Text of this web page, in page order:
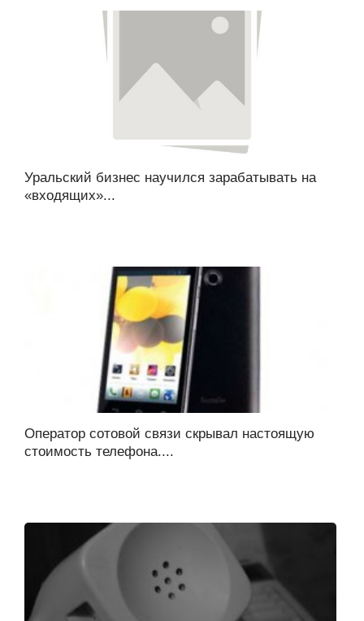
Уральский бизнес научился зарабатывать на
«входящих»...
Оператор сотовой связи скрывал настоящую
стоимость телефона....